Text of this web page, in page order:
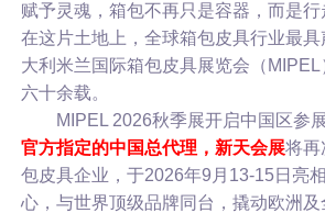
赋予灵魂，箱包不再只是容器，而是
在这片土地上，全球箱包皮具行业最
大利米兰国际箱包皮具展览会（
六十余载。
MIPEL 2026秋季展开启中国区参
官方指定的中国总代理，新天会展将再
包皮具企业，于2026年9月13-15日亮
心，与世界顶级品牌同台，撬动欧洲